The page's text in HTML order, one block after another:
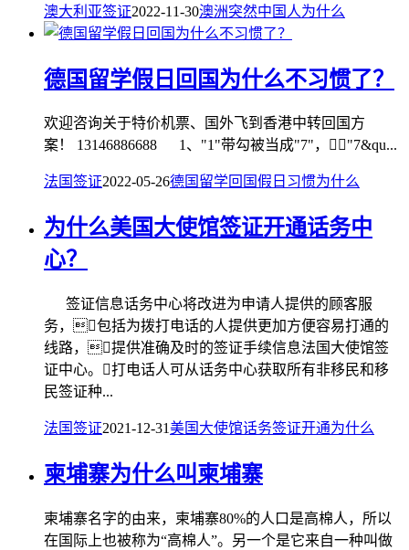
澳大利亚签证2022-11-30澳洲突然中国人为什么
德国留学假日回国为什么不习惯了？
欢迎咨询关于特价机票、国外飞到香港中转回国方
案！ 13146886688 1、"1"带勾被当成"7"，"7&qu...
法国签证2022-05-26德国留学回国假日 习惯为什么
为什么美国大使馆签证开通话务中
心？
签证信息话务中心将改进为申请人提供的顾客服
务，包括为拨打电话的人提供更加方便容易打通的
线路，提供准确及时的签证手续信息法国大使馆签
证中心。打电话人可从话务中心获取所有非移民和移
民签证种...
法国签证2021-12-31美国大使馆话务签证开通为什么
柬埔寨为什么叫柬埔寨
柬埔寨名字的由来，柬埔寨80%的人口是高棉人，所以
在国际上也被称为“高棉人”。另一个是它来自一种叫做